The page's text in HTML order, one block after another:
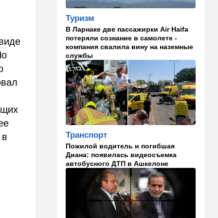
парализовала экспорт
06:45 Здоровье
Всего 15 минут сна могут
изменить здоровье:
результаты нового
исследования
02:30 Израиль
Погода в Израиле на
неделю: жаркие деньки
00:01 Ближний Восток
Треугольник будет выпит:
"исламский НАТО" угрожает
расширением и
международной изоляцией
Израиля
Мнения
Каждое утро бреющийся
Туризм
В Ларнаке две пассажирки Air Haifa
потеряли сознание в самолете -
компания свалила вину на наземные
службы
Транспорт
Пожилой водитель и погибшая
Диана: появилась видеосъемка
автобусного ДТП в Ашкелоне